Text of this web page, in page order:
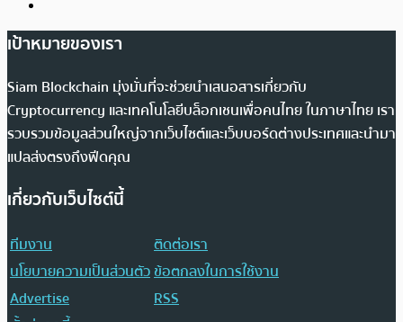
เป้าหมายของเรา
Siam Blockchain มุ่งมั่นที่จะช่วยนำเสนอสารเกี่ยวกับ
Cryptocurrency และเทคโนโลยีบล็อกเชนเพื่อคนไทย ในภาษาไทย เรา
รวบรวมข้อมูลส่วนใหญ่จากเว็บไซต์และเว็บบอร์ดต่างประเทศและนำมา
แปลส่งตรงถึงฟีดคุณ
เกี่ยวกับเว็บไซต์นี้
ทีมงาน
ติดต่อเรา
นโยบายความเป็นส่วนตัวข้อตกลงในการใช้งาน
Advertise
RSS